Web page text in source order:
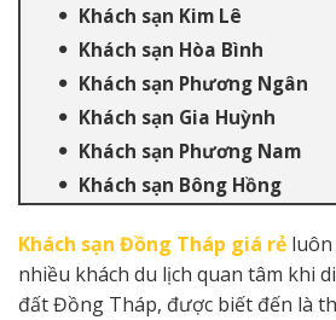
Khách sạn Kim Lê
Khách sạn Hòa Bình
Khách sạn Phương Ngân
Khách sạn Gia Huỳnh
Khách sạn Phương Nam
Khách sạn Bông Hồng
Khách sạn Đồng Tháp giá rẻ
nhiều khách du lịch quan tâm khi
đất Đồng Tháp, được biết đến là